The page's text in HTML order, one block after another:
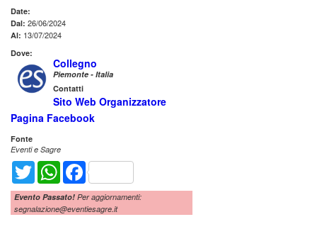
Date:
Dal: 26/06/2024
Al: 13/07/2024
Dove:
Collegno
Piemonte - Italia
Contatti
Sito Web Organizzatore
Pagina Facebook
Fonte
Eventi e Sagre
Twitter WhatsAppFacebook
Evento Passato! Per aggiornamenti:
segnalazione@eventiesagre.it